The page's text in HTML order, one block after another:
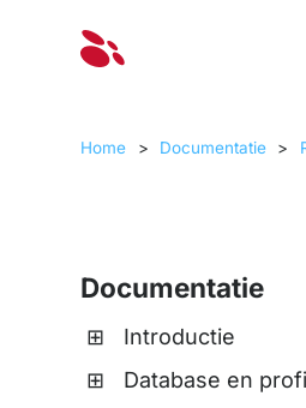
Home > Documentatie >
Documentatie
Introductie
Database en